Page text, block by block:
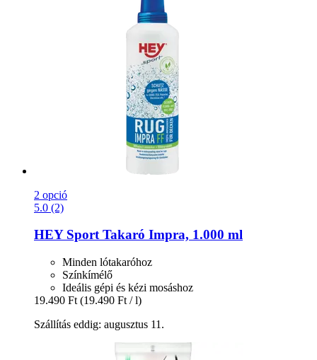
2 opció
5.0 (2)
HEY SportTakaró Impra, 1.000 ml
Minden lótakaróhoz
Színkímélő
Ideális gépi és kézi mosáshoz
19.490 Ft (19.490 Ft / l)
Szállítás eddig: augusztus 11.